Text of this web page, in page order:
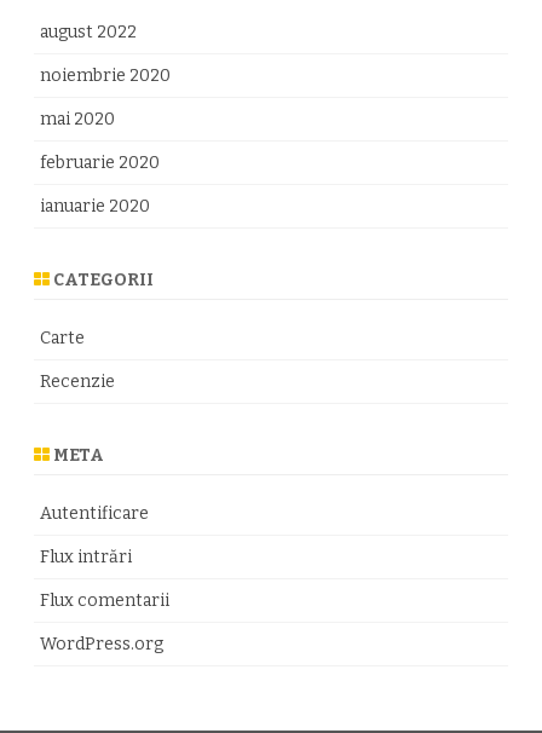
august 2022
noiembrie 2020
mai 2020
februarie 2020
ianuarie 2020
CATEGORII
Carte
Recenzie
META
Autentificare
Flux intrări
Flux comentarii
WordPress.org